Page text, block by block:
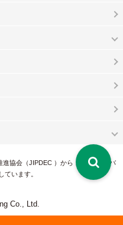
協会（JIPDEC ）から 、「 プライバ
ています。
Co., Ltd.